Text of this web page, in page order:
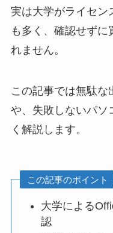
実は大学がライセン
も多く、確認せずに
れません。
この記事では無駄
や、失敗しないパソ
く解説します。
この記事のポイント
大学による
認